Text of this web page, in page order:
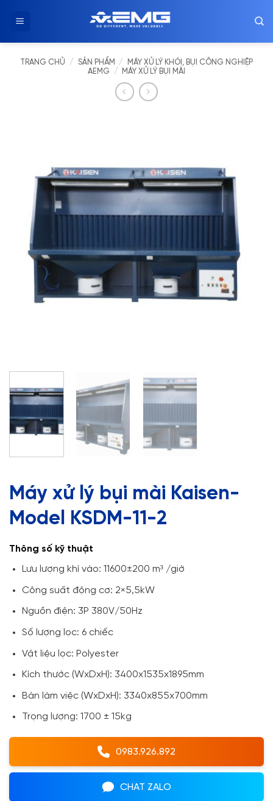
đến
TRANG CHỦ / SẢN PHẨM /
MÁY XỬ LÝ KHÓI, BỤI CÔNG NGHIỆP
AEMG
/ MÁY XỬ LÝ BỤI MÀI
Máy xử lý bụi mài Kaisen-
Model KSDM-11-2
Thông số kỹ thuật
Lưu lượng khí vào: 11600±200 m³ /giờ
Công suất động cơ: 2×5,5kW
Nguồn điện: 3P 380V/50Hz
Số lượng lọc: 6 chiếc
Vật liệu lọc: Polyester
Kích thước (WxDxH): 3400x1535x1895mm
Bàn làm việc (WxDxH): 3340x855x700mm
Trọng lượng: 1700 ± 15kg
0983.926.892
CHAT ZALO